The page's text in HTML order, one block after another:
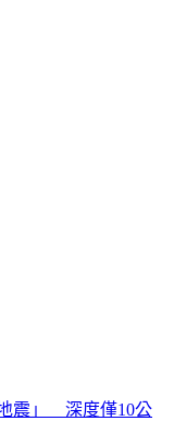
吃了不會怎樣」遭